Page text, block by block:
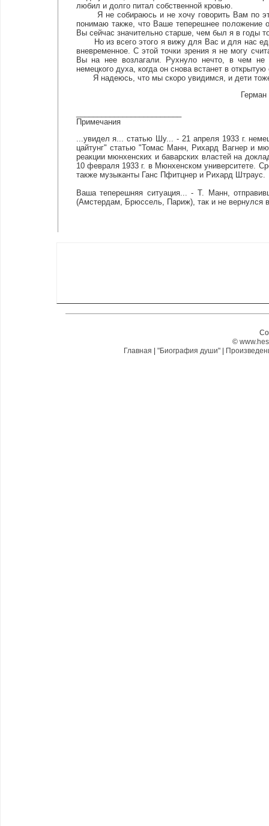
любил и долго питал собственной кровью.
Я не собираюсь и не хочу говорить Вам по
понимаю также, что Ваше теперешнее положение
Вы сейчас значительно старше, чем был я в годы
Но из всего этого я вижу для Вас и для нас
вневременное. С этой точки зрения я не могу
Вы на нее возлагали. Рухнуло нечто, в чем
немецкого духа, когда он снова встанет в
Я надеюсь, что мы скоро увидимся, и дети
Примечания
...увидел я... статью Шу... - 21 апреля 1933 г.
цайтунг" статью "Томас Манн, Рихард Вагнер и
реакции мюнхенских и баварских властей на
10 февраля 1933 г. в Мюнхенском университете.
также музыканты Ганс Пфитцнер и Рихард Штраус.
Ваша теперешняя ситуация... - Т. Манн,
(Амстердам, Брюссель, Париж), так и не вернулся
©
Главная
"Биография души"